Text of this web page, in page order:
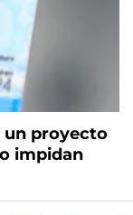
un proyecto
impidan